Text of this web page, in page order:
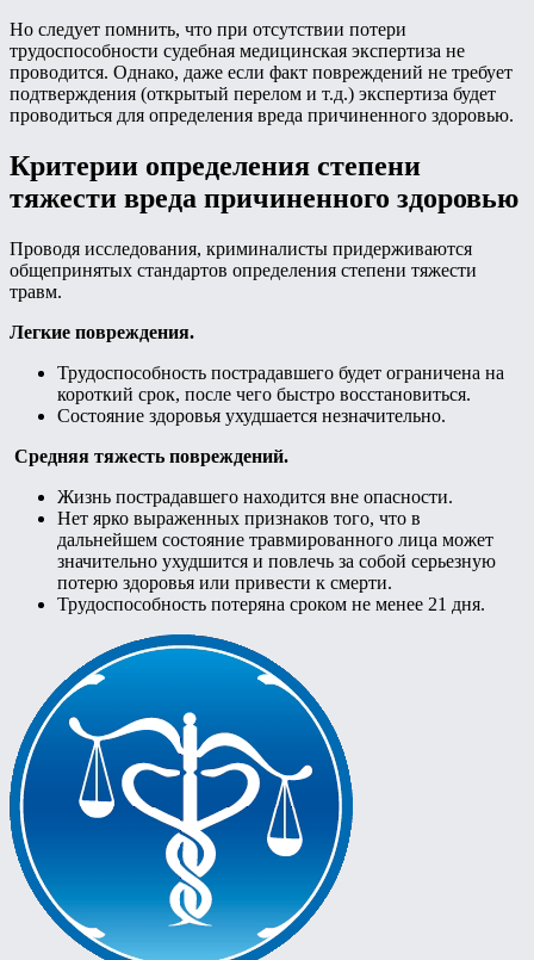
Но следует помнить, что при отсутствии потери
трудоспособности судебная медицинская экспертиза не
проводится. Однако, даже если факт повреждений не требует
подтверждения (открытый перелом и т.д.) экспертиза будет
проводиться для определения вреда причиненного здоровью.
Критерии определения степени
тяжести вреда причиненного здоровью
Проводя исследования, криминалисты придерживаются
общепринятых стандартов определения степени тяжести
травм.
Легкие повреждения.
Трудоспособность пострадавшего будет ограничена на
короткий срок, после чего быстро восстановиться.
Состояние здоровья ухудшается незначительно.
Средняя тяжесть повреждений.
Жизнь пострадавшего находится вне опасности.
Нет ярко выраженных признаков того, что в
дальнейшем состояние травмированного лица может
значительно ухудшится и повлечь за собой серьезную
потерю здоровья или привести к смерти.
Трудоспособность потеряна сроком не менее 21 дня.